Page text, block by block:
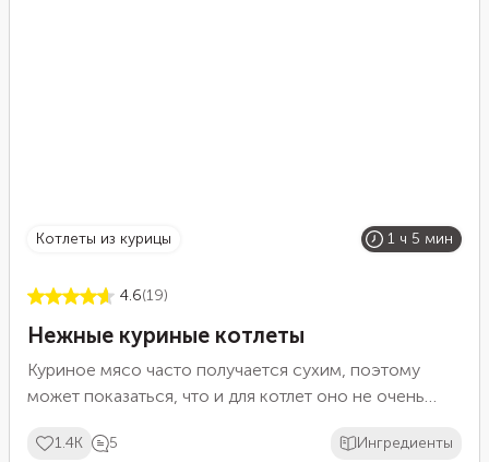
котлеты из курицы 1 ч 5 мин
4.6(19)
Нежные куриные котлеты
Куриное мясо часто получается сухим, поэтому
может показаться, что и для котлет оно не очень
диетической грудки все равно получится сочным.
1.4K 5 Ингредиенты